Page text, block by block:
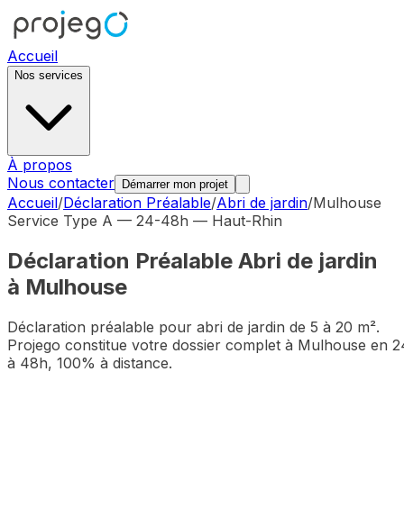
Accueil
Nos services
À propos
Nous contacter
Démarrer mon projet
Accueil/Déclaration Préalable/Abri de jardin/Mulhouse
Service Type A — 24-48h — Haut-Rhin
Déclaration Préalable Abri de jardin
à Mulhouse
Déclaration préalable pour abri de jardin de 5 à 20 m².
Projego constitue votre dossier complet à Mulhouse en
à 48h, 100% à distance.